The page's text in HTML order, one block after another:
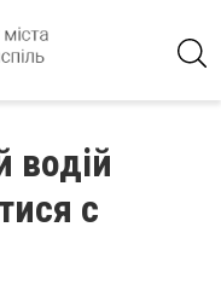
водій
с